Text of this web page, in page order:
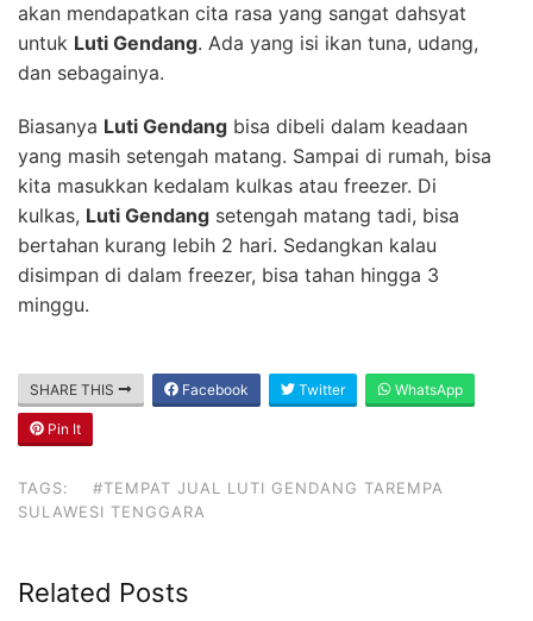
akan mendapatkan cita rasa yang sangat dahsyat
untuk Luti Gendang. Ada yang isi ikan tuna, udang,
dan sebagainya.
Biasanya Luti Gendang bisa dibeli dalam keadaan
yang masih setengah matang. Sampai di rumah, bisa
kita masukkan kedalam kulkas atau freezer. Di
kulkas, Luti Gendang setengah matang tadi, bisa
bertahan kurang lebih 2 hari. Sedangkan kalau
disimpan di dalam freezer, bisa tahan hingga 3
minggu.
SHARE THIS Facebook Twitter WhatsApp
Pin It
TAGS:
#TEMPAT JUAL LUTI GENDANG TAREMPA
SULAWESI TENGGARA
Related Posts